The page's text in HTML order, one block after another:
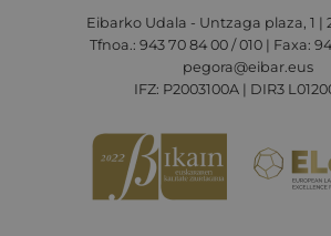
Eibarko Udala - Untzaga plaza, 1 |
Tfnoa.: 943 70 84 00 / 010 | Faxa:
pegora@eibar.eus
IFZ: P2003100A | DIR3